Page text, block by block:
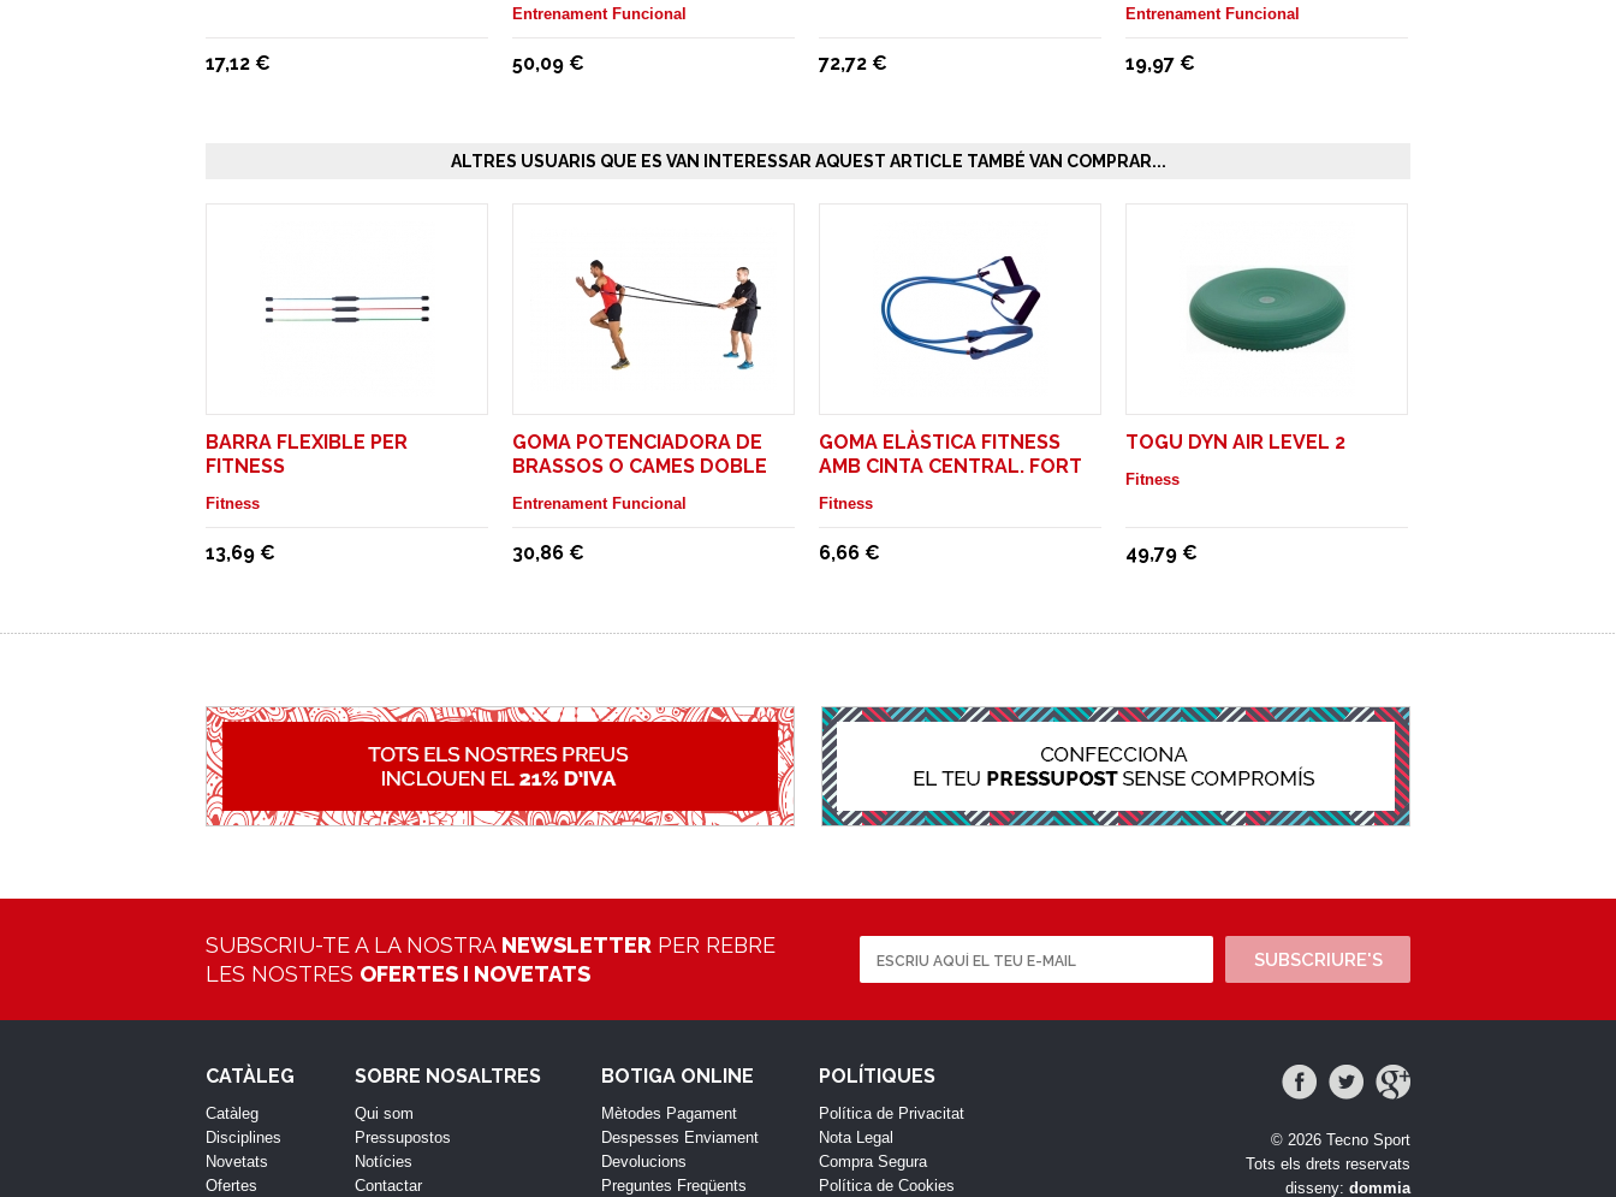
17,12 €
Entrenament Funcional
50,09 € 72,72 €
Entrenament Funcional
19,97 €
ALTRES USUARIS QUE ES VAN INTERESSAR AQUEST ARTICLE TAMBÉ VAN COMPRAR...
BARRA FLEXIBLE PER
FITNESS
Fitness
13,69 €
GOMA POTENCIADORA DE
BRASSOS O CAMES DOBLE
Entrenament Funcional
30,86 €
GOMA ELÀSTICA FITNESS
AMB CINTA CENTRAL. FORT
Fitness
6,66 €
TOGU DYN AIR LEVEL 2
Fitness
49,79 €
SUBSCRIU-TE A LA NOSTRA NEWSLETTER PER REBRE
LES NOSTRES OFERTES I NOVETATS
SUBSCRIURE'S
CATÀLEG
Catàleg
Disciplines
Novetats
Ofertes
SOBRE NOSALTRES
Qui som
Pressupostos
Notícies
Contactar
BOTIGA ONLINE
Mètodes Pagament
Despesses Enviament
Devolucions
Preguntes Freqüents
POLÍTIQUES
Política de Privacitat
Nota Legal
Compra Segura
Política de Cookies
© 2026 Tecno Sport
Tots els drets reservats
disseny: dommia